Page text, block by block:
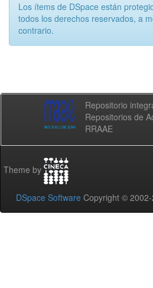
Los ítems de DSpace están
todos los derechos reservados, a
contrario.
Repositorio
Repositorios de
RRAAE
Theme by
DSpace Software Copyright ©